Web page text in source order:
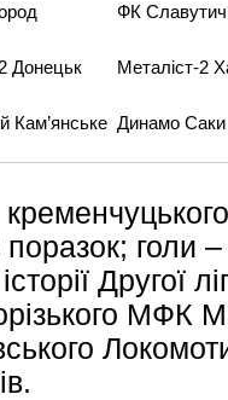
ФК Славутич
Донецьк Металіст-2
Кам’янське Динамо Саки
поразок; голи
Другої
МФК